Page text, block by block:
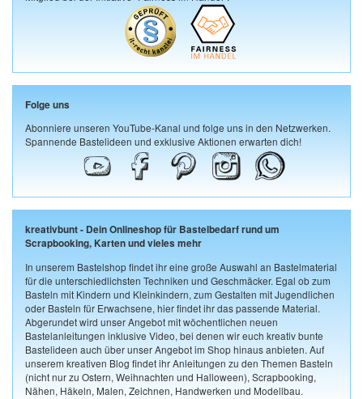
Folge uns
Abonniere unseren YouTube-Kanal und folge uns in den Netzwerken.
Spannende Bastelideen und exklusive Aktionen erwarten dich!
kreativbunt - Dein Onlineshop für Bastelbedarf rund um
Scrapbooking, Karten und vieles mehr
In unserem Bastelshop findet ihr eine große Auswahl an Bastelmaterial
für die unterschiedlichsten Techniken und Geschmäcker. Egal ob zum
Basteln mit Kindern und Kleinkindern, zum Gestalten mit Jugendlichen
oder Basteln für Erwachsene, hier findet ihr das passende Material.
Abgerundet wird unser Angebot mit wöchentlichen neuen
Bastelanleitungen inklusive Video, bei denen wir euch kreativ bunte
Bastelideen auch über unser Angebot im Shop hinaus anbieten. Auf
unserem kreativen Blog findet ihr Anleitungen zu den Themen Basteln
(nicht nur zu Ostern, Weihnachten und Halloween), Scrapbooking,
Nähen, Häkeln, Malen, Zeichnen, Handwerken und Modellbau.